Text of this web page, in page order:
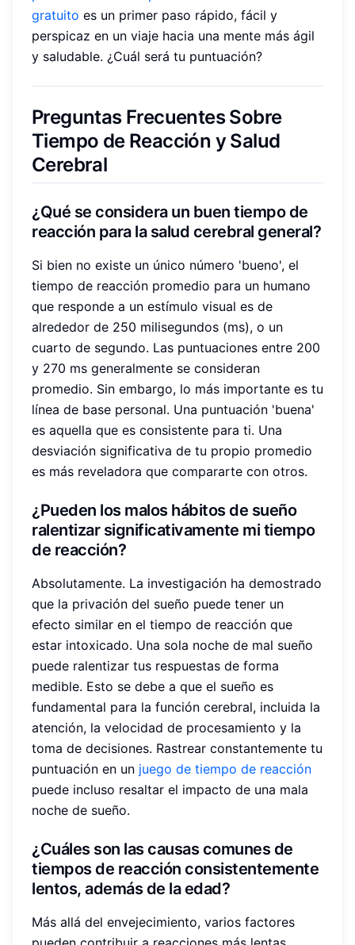
gratuito es un primer paso rápido, fácil y
perspicaz en un viaje hacia una mente más ágil
y saludable. ¿Cuál será tu puntuación?
Preguntas Frecuentes Sobre
Tiempo de Reacción y Salud
Cerebral
¿Qué se considera un buen tiempo de
reacción para la salud cerebral general?
Si bien no existe un único número 'bueno', el
tiempo de reacción promedio para un humano
que responde a un estímulo visual es de
alrededor de 250 milisegundos (ms), o un
cuarto de segundo. Las puntuaciones entre 200
y 270 ms generalmente se consideran
promedio. Sin embargo, lo más importante es tu
línea de base personal. Una puntuación 'buena'
es aquella que es consistente para ti. Una
desviación significativa de tu propio promedio
es más reveladora que compararte con otros.
¿Pueden los malos hábitos de sueño
ralentizar significativamente mi tiempo
de reacción?
Absolutamente. La investigación ha demostrado
que la privación del sueño puede tener un
efecto similar en el tiempo de reacción que
estar intoxicado. Una sola noche de mal sueño
puede ralentizar tus respuestas de forma
medible. Esto se debe a que el sueño es
fundamental para la función cerebral, incluida la
atención, la velocidad de procesamiento y la
toma de decisiones. Rastrear constantemente tu
puntuación en un juego de tiempo de reacción
puede incluso resaltar el impacto de una mala
noche de sueño.
¿Cuáles son las causas comunes de
tiempos de reacción consistentemente
lentos, además de la edad?
Más allá del envejecimiento, varios factores